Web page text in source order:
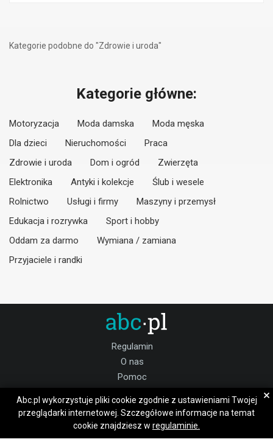
Kategorie podobne do "Zdrowie i uroda"
Kategorie główne:
Motoryzacja Moda damska
Moda męska
Dla dzieci
Nieruchomości
Praca
Zdrowie i uroda
Dom i ogród
Zwierzęta
Elektronika
Antyki i kolekcje
Ślub i wesele
Rolnictwo
Usługi i firmy
Maszyny i przemysł
Edukacja i rozrywka
Sport i hobby
Oddam za darmo
Wymiana / zamiana
Przyjaciele i randki
Regulamin
O nas
Pomoc
Praca Śrem
Dołącz do nas:
Abc.pl wykorzystuje pliki cookie zgodnie z ustawieniami Twojej
przeglądarki internetowej. Szczegółowe informacje na temat
cookie znajdziesz w regulaminie.
×